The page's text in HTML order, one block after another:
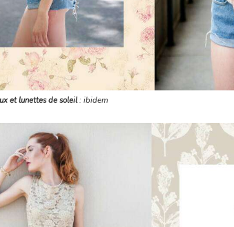
et lunettes de soleil: ibidem